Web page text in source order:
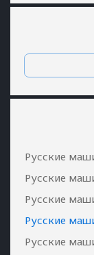
Русские
Русские
Русские
Русские
Русские